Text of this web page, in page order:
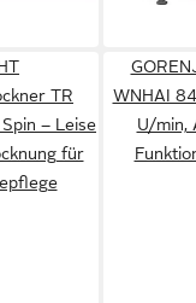
TR
– Leise
für
WNHAI
U/min,